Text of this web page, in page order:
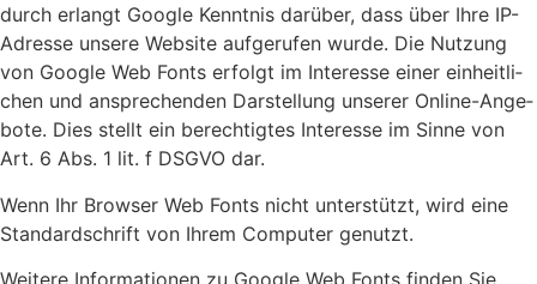
durch erlangt Goog­le Kennt­nis dar­über, dass über Ihre IP-
Adres­se unse­re Web­site auf­ge­ru­fen wur­de. Die Nut­zung
von Goog­le Web Fonts erfolgt im Inter­es­se einer ein­heit­li­
chen und anspre­chen­den Dar­stel­lung unse­rer Online-Ange­
bo­te. Dies stellt ein berech­tig­tes Inter­es­se im Sin­ne von
Art. 6 Abs. 1 lit. f DSGVO dar.
Wenn Ihr Brow­ser Web Fonts nicht unter­stützt, wird eine
Stan­dard­schrift von Ihrem Com­pu­ter genutzt.
Wei­te­re Infor­ma­tio­nen zu Goog­le Web Fonts fin­den Sie